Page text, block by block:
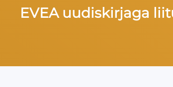
EVEA uudiskirjaga